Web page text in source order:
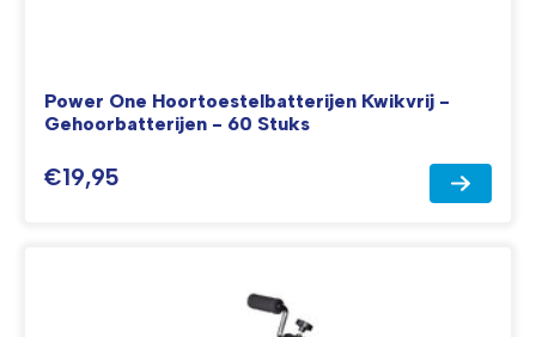
Power One Hoortoestelbatterijen Kwikvrij -
Gehoorbatterijen - 60 Stuks
€19,95